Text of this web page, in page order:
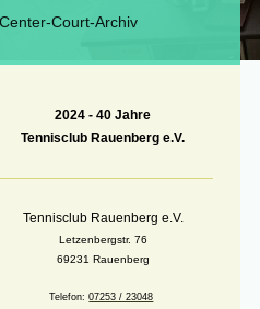
Center-Court-Archiv
2024 -40 Jahre
Tennisclub Rauenberg e.V.
Tennisclub Rauenberg e.V.
Letzenbergstr. 76
69231 Rauenberg
Telefon:07253 / 23048